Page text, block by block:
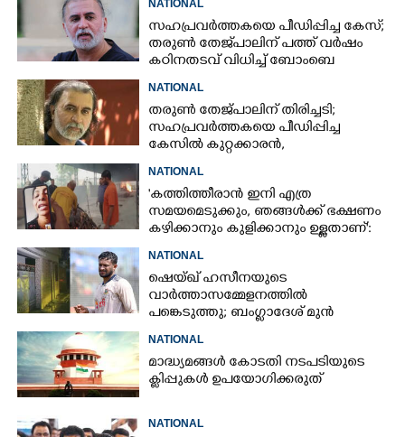
NATIONAL
സഹപ്രവർത്തകയെ പീഡിപ്പിച്ച കേസ്;
തരുൺ തേജ്‌പാലിന് പത്ത് വർഷം
കഠിനതടവ് വിധിച്ച് ബോംബെ
NATIONAL
തരുൺ തേജ്പാലിന് തിരിച്ചടി;
സഹപ്രവർത്തകയെ പീഡിപ്പിച്ച
കേസിൽ കുറ്റക്കാരൻ,
NATIONAL
'കത്തിത്തീരാൻ ഇനി എത്ര
സമയമെടുക്കും, ഞങ്ങൾക്ക് ഭക്ഷണം
കഴിക്കാനും കുളിക്കാനും ഉള്ളതാണ്':
മക്കൾ
NATIONAL
ഷെയ്ഖ് ഹസീനയുടെ
വാർത്താസമ്മേളനത്തിൽ
പങ്കെടുത്തു; ബംഗ്ലാദേശ് മുൻ
ബോംബേറ്
NATIONAL
മാദ്ധ്യമങ്ങൾ കോടതി നടപടിയുടെ
ക്ലിപ്പുകൾ ഉപയോഗിക്കരുത്
NATIONAL